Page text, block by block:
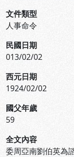
文件類型
人事命令
民國日期
013/02/02
西元日期
1924/02/02
國父年歲
59
全文內容
委周亞南劉伯英為